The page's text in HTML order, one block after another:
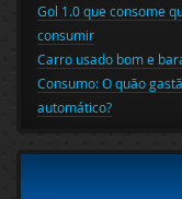
Gol 1.0 que consome
consumir
Carro usado bom e
Consumo: O quão
automático?